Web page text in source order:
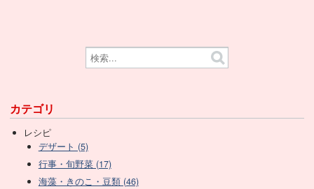
カテゴリ
レシピ
デザート (5)
行事・旬野菜 (17)
海藻・きのこ・豆類 (46)